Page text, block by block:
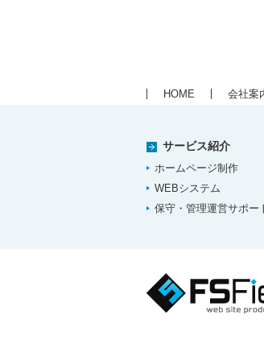
HOME 会社案
サービス紹介
ホームページ制作
WEBシステム
保守・管理運営サポー